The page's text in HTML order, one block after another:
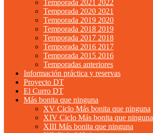
Temporada 2021 2022
Temporada 2020 2021
Temporada 2019 2020
Temporada 2018 2019
Temporada 2017 2018
Temporada 2016 2017
Temporada 2015 2016
Temporadas anteriores
Información práctica y reservas
Proyecto DT
El Curro DT
Más bonita que ninguna
XV Ciclo Más bonita que ninguna
XIV Ciclo Más bonita que ninguna
XIII Más bonita que ninguna